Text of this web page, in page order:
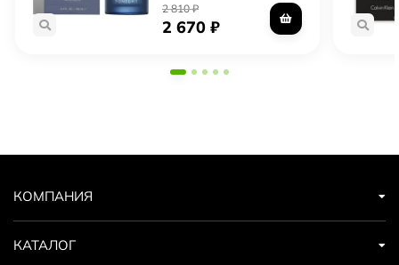
2 810₽
2 670₽
КОМПАНИЯ
КАТАЛОГ